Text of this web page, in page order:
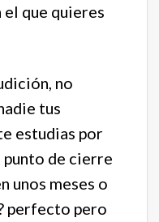
que quieres
no
tus
estudias por
punto de cierre
unos meses o
perfecto pero